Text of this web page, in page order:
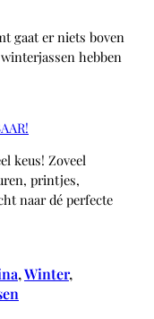
gaat er niets boven
hebben
keus! Zoveel
printjes,
naar dé perfecte
, Winter,